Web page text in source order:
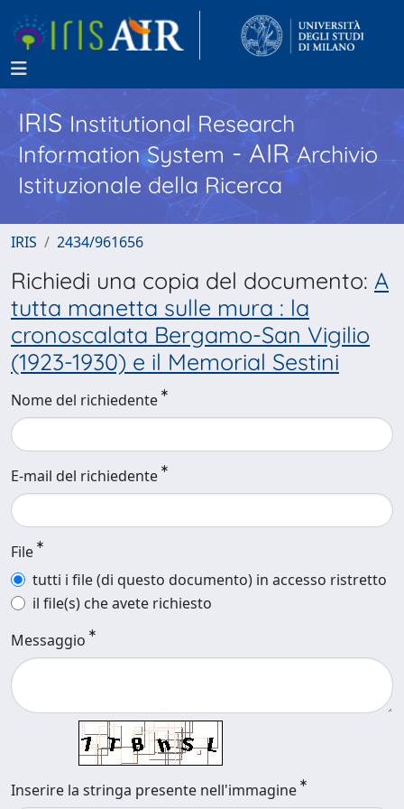
IRISInstitutional Research
Information System - AIR Archivio
Istituzionale della Ricerca
IRIS 2434/961656
Richiedi una copia del documento: A
tutta manetta sulle mura : la
cronoscalata Bergamo-San Vigilio
(1923-1930) e il Memorial Sestini
Nome del richiedente
E-mail del richiedente
File
tutti i file (di questo documento) in accesso ristretto
il file(s) che avete richiesto
Messaggio
Inserire la stringa presente nell'immagine